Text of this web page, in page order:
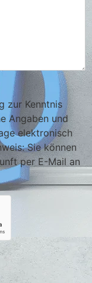
zur Kenntnis
Angaben und
elektronisch
Sie können
per E-Mail an